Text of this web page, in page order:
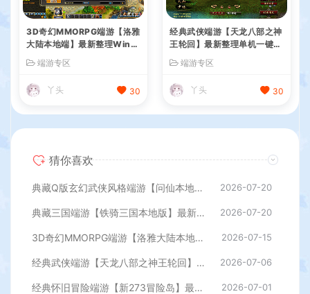
3D奇幻MMORPG端游【洛雅
大陆本地端】最新整理Win一
具+详细搭建教程
端游专区
丫头 30
经典武侠端游【天龙八部之神
王轮回】最新整理单机一键即
PC客户端+GM工具+详细搭
建教程
端游专区
丫头 30
猜你喜欢
典藏Q版玄幻武侠风格端游【问仙本地版】最新整理Win系服务端+PC客户端+GM指令+详细搭建教程 2026-07-20
典藏三国端游【铁骑三国本地版】最新整理Win系服务端+PC客户端+详细搭建教程+GM命令教程 2026-07-20
3D奇幻MMORPG端游【洛雅大陆本地端】最新整理Win一键服务端+PC客户端+GM工具+详细搭建教程 2026-07-15
经典武侠端游【天龙八部之神王轮回】最新整理单机一键即玩镜像端+Linux手工服务端+PC客户端+GM工具+详细搭建教程 2026-07-06
经典怀旧冒险端游【新273冒险岛】最新整理Linux手工端+PC客户端+登录器+管理后台+网页注册+详细搭建教程 2026-07-01